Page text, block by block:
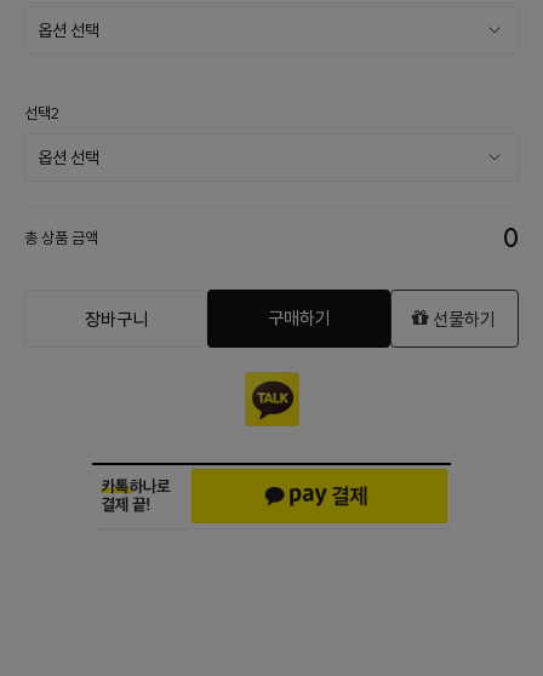
선택2
총 상품 금액 0
장바구니 구매하기 선물하기